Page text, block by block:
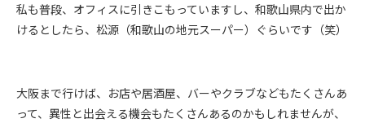
私も普段、オフィスに引きこもっていますし、和歌山県内で出か
けるとしたら、松源（和歌山の地元スーパー）ぐらいです（笑）
大阪まで行けば、お店や居酒屋、バーやクラブなどもたくさんあ
って、異性と出会える機会もたくさんあるのかもしれませんが、